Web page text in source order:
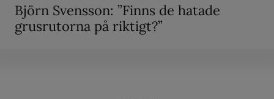
Björn Svensson: ”Finns de hatade
grusrutorna på riktigt?”